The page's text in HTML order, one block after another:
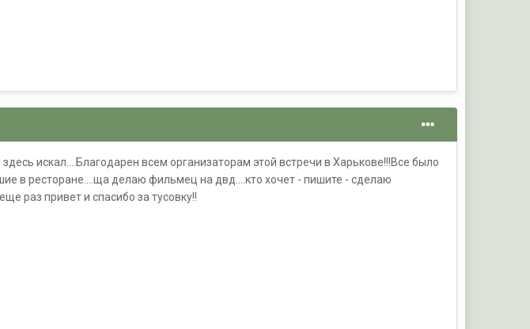
искал....Благодарен всем организаторам этой встречи в Харькове!!!Все было
в ресторане....ща делаю фильмец на двд....кто хочет - пишите - сделаю
раз привет и спасибо за тусовку!!